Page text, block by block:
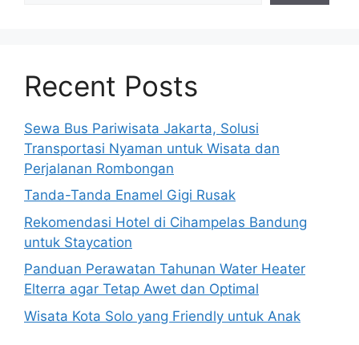
Recent Posts
Sewa Bus Pariwisata Jakarta, Solusi
Transportasi Nyaman untuk Wisata dan
Perjalanan Rombongan
Tanda-Tanda Enamel Gigi Rusak
Rekomendasi Hotel di Cihampelas Bandung
untuk Staycation
Panduan Perawatan Tahunan Water Heater
Elterra agar Tetap Awet dan Optimal
Wisata Kota Solo yang Friendly untuk Anak